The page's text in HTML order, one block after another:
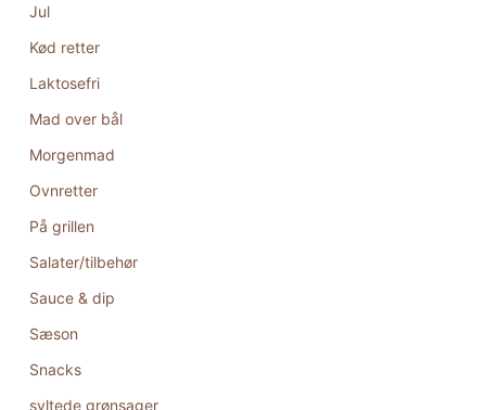
Jul
Kød retter
Laktosefri
Mad over bål
Morgenmad
Ovnretter
På grillen
Salater/tilbehør
Sauce & dip
Sæson
Snacks
syltede grønsager